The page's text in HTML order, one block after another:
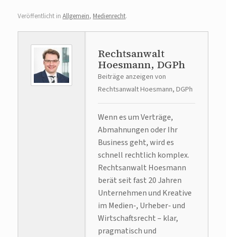
Veröffentlicht in Allgemein, Medienrecht.
Rechtsanwalt
Hoesmann, DGPh
Beiträge anzeigen von
Rechtsanwalt Hoesmann, DGPh
Wenn es um Verträge,
Abmahnungen oder Ihr
Business geht, wird es
schnell rechtlich komplex.
Rechtsanwalt Hoesmann
berät seit fast 20 Jahren
Unternehmen und Kreative
im Medien-, Urheber- und
Wirtschaftsrecht – klar,
pragmatisch und